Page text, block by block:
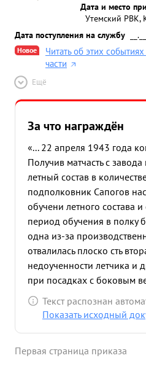
Дата и место
Утемский РВК,
Дата поступления на службу
Новое
Читать об этих
части
Ещё
За что награждён
«... 22 апреля 1943 года
Получив матчасть с
летный состав в
подполковник Сапогов
обучени летного состава
период обучения в полку
одна из-за
отвалилась плоско сть
недоученности летчика и
при посадках с боковым
подготов ка командирский
требовательность и
резко снизился за время
Текст распознан
Показать исходный
Первая страница приказа